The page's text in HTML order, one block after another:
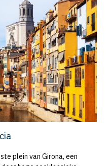
plein van Girona, een